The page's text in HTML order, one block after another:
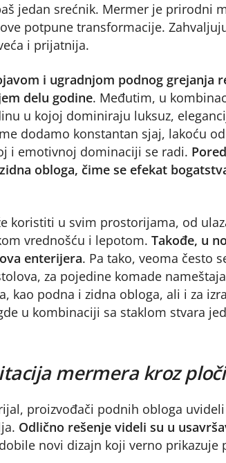
jedan srećnik. Mermer je prirodni
potpune transformacije.
i prijatnija.
i ugradnjom podnog grejanja
delu godine. Međutim, u
u kojoj dominiraju luksuz,
dodamo konstantan sjaj, lakoću
i emotivnoj dominaciji se radi.
obloga, čime se efekat
koristiti u svim prostorijama, od
vrednošću i lepotom. Takođe, u
enterijera. Pa tako, veoma često
za pojedine komade
kao podna i zidna obloga, ali i za
u kombinaciji sa staklom stvara
mermera kroz
proizvođači podnih obloga
Odlično rešenje videli su u
novi dizajn koji verno